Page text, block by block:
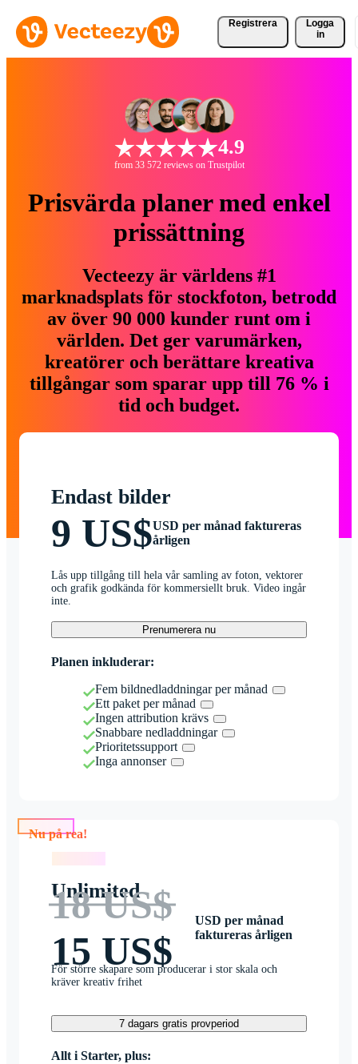
Registrera
Logga
in
4.9
from 33 572 reviews on Trustpilot
Prisvärda planer med enkel
prissättning
Vecteezy är världens #1
marknadsplats för stockfoton, betrodd
av över 90 000 kunder runt om i
världen. Det ger varumärken,
kreatörer och berättare kreativa
tillgångar som sparar upp till 76 % i
tid och budget.
Endast bilder
9 US$USD per månad faktureras
årligen
Lås upp tillgång till hela vår samling av foton, vektorer
och grafik godkända för kommersiellt bruk. Video ingår
inte.
Prenumerera nu
Planen inkluderar:
Fem bildnedladdningar per månad
Ett paket per månad
Ingen attribution krävs
Snabbare nedladdningar
Prioritetssupport
Inga annonser
Nu på rea!
Unlimited
18 US$
15 US$
USD per månad
faktureras årligen
För större skapare som producerar i stor skala och
kräver kreativ frihet
7 dagars gratis provperiod
Allt i Starter, plus: